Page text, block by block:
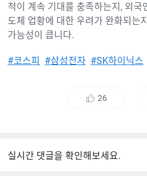
적이 계속 기대를 충족하는지, 외국
도체 업황에 대한 우려가 완화되는
가능성이 큽니다.
#코스피 #삼성전자 #SK하이닉스
좋
26
실시간 댓글을 확인해보세요.